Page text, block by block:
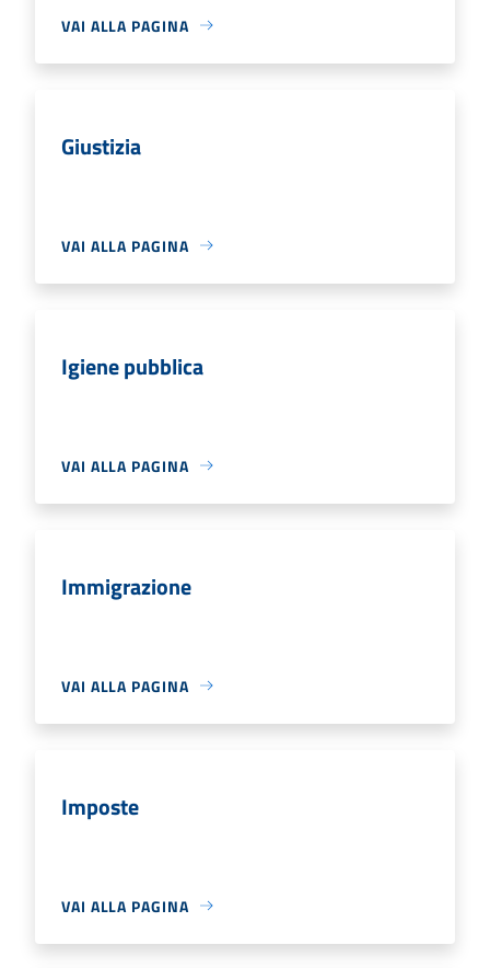
VAI ALLA PAGINA
Giustizia
VAI ALLA PAGINA
Igiene pubblica
VAI ALLA PAGINA
Immigrazione
VAI ALLA PAGINA
Imposte
VAI ALLA PAGINA